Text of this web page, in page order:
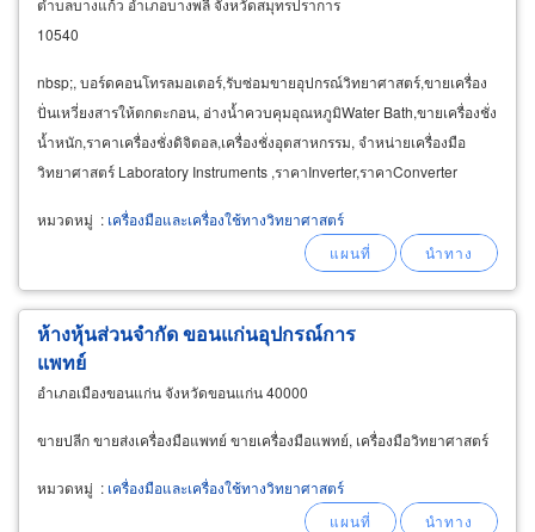
10540
nbsp;, บอร์ดคอนโทรลมอเตอร์,รับซ่อมขายอุปกรณ์วิทยาศาสตร์,ขายเครื่อง
ปั่นเหวี่ยงสารให้ตกตะกอน, อ่างน้ำควบคุมอุณหภูมิWater Bath,ขายเครื่องชั่ง
น้ำหนัก,ราคาเครื่องชั่งดิจิตอล,เครื่องชั่งอุตสาหกรรม, จำหน่ายเครื่องมือ
วิทยาศาสตร์ Laboratory Instruments ,ราคาInverter,ราคาConverter
หมวดหมู่ : เครื่องมือและเครื่องใช้ทางวิทยาศาสตร์
ห้างหุ้นส่วนจำกัด ขอนแก่นอุปกรณ์การ
แพทย์
อำเภอเมืองขอนแก่น จังหวัดขอนแก่น 40000
ขายปลีก ขายส่งเครื่องมือแพทย์ ขายเครื่องมือแพทย์, เครื่องมือวิทยาศาสตร์
หมวดหมู่ : เครื่องมือและเครื่องใช้ทางวิทยาศาสตร์